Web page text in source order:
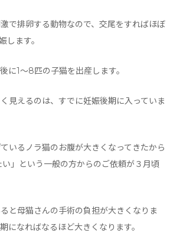
で排卵する動物なので、交尾をすればほぼ
します。
に1〜8匹の子猫を出産します。
見えるのは、すでに妊娠後期に入っていま
ているノラ猫のお腹が大きくなってきたから
」という一般の方からのご依頼が３月頃
と母猫さんの手術の負担が大きくなりま
になればなるほど大きくなります。